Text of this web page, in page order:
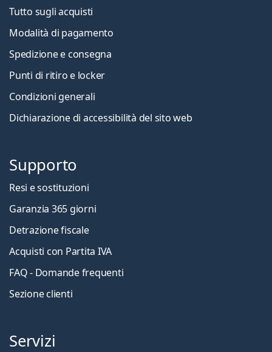
Tutto sugli acquisti
Modalità di pagamento
Spedizione e consegna
Punti di ritiro e locker
Condizioni generali
Dichiarazione di accessibilità del sito web
Supporto
Resi e sostituzioni
Garanzia 365 giorni
Detrazione fiscale
Acquisti con Partita IVA
FAQ - Domande frequenti
Sezione clienti
Servizi